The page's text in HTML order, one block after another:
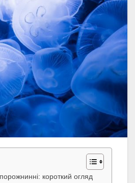
короткий огляд